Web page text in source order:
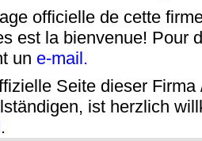
officielle de cette
est la bienvenue! Pour
un e-mail.
Seite dieser
ist herzlich
.